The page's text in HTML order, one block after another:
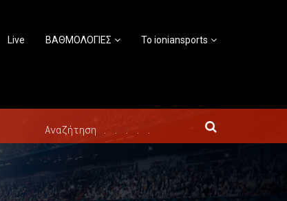
Live ΒΑΘΜΟΛΟΓΙΕΣ Το ioniansports